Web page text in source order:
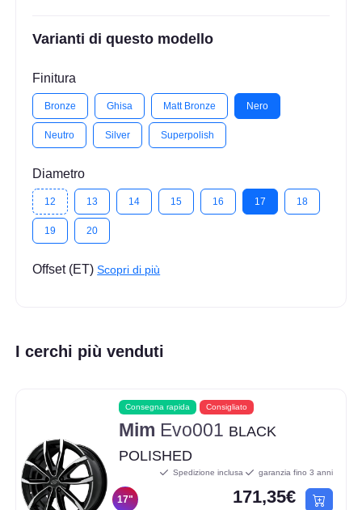
Varianti di questo modello
Finitura
Bronze Ghisa Matt Bronze Nero
Neutro Silver Superpolish
Diametro
12 13 14 15 16 17 18
19 20
Offset (ET)Scopri di più
I cerchi più venduti
Consegna rapida Consigliato
Mim Evo001 BLACK
POLISHED
17"
Spedizione inclusa garanzia fino 3 anni
171,35€